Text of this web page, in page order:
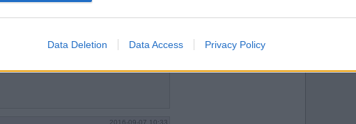
Data Deletion Data Access Privacy Policy
2016-09-07 10:32
2016-09-07 10:33